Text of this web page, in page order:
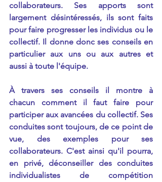
collaborateurs. Ses apports sont
largement désintéressés, ils sont faits
pour faire progresser les individus ou le
collectif. Il donne donc ses conseils en
particulier aux uns ou aux autres et
aussi à toute l'équipe.
À travers ses conseils il montre à
chacun comment il faut faire pour
participer aux avancées du collectif. Ses
conduites sont toujours, de ce point de
vue, des exemples pour ses
collaborateurs. C'est ainsi qu'il pourra,
en privé, déconseiller des conduites
individualistes de compétition